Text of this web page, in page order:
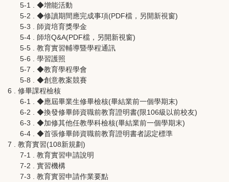
5-1 . ◆增能活動
5-2 . ◆修讀期間應完成事項(PDF檔，另開新視窗)
5-3 . 師資培育獎學金
5-4 . 師培Q&A(PDF檔，另開新視窗)
5-5 . 教育實習輔導暨學程通訊
5-6 . 學習護照
5-7 . ◆教育學程學會
5-8 . ◆創意教案競賽
6 . 修畢課程檢核
6-1 . ◆應屆畢業生修畢檢核(畢結業前一個學期末)
6-2 . ◆換發修畢師資職前教育證明書(限106級以前校友)
6-3 . ◆加修其他任教學科檢核(畢結業前一個學期末)
6-4 . ◆首張修畢師資職前教育證明書者認定標準
7 . 教育實習(108新規劃)
7-1 . 教育實習申請說明
7-2 . 實習機構
7-3 . 教育實習申請作業要點